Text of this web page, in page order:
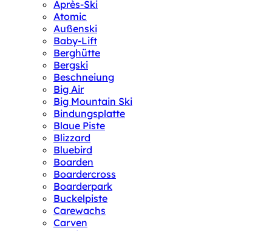
Après-Ski
Atomic
Außenski
Baby-Lift
Berghütte
Bergski
Beschneiung
Big Air
Big Mountain Ski
Bindungsplatte
Blaue Piste
Blizzard
Bluebird
Boarden
Boardercross
Boarderpark
Buckelpiste
Carewachs
Carven